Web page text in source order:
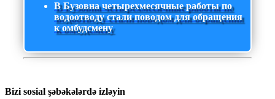
В Бузовна четырехмесячные работы по
водоотводу стали поводом для обращения
к омбудсмену
Bizi sosial şəbəkələrdə izləyin